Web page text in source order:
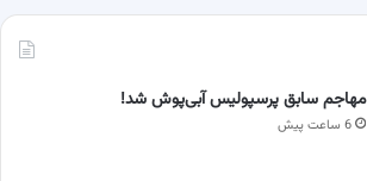
مهاجم سابق پرسپولیس آبی‌پوش شد!
6 ساعت پیش